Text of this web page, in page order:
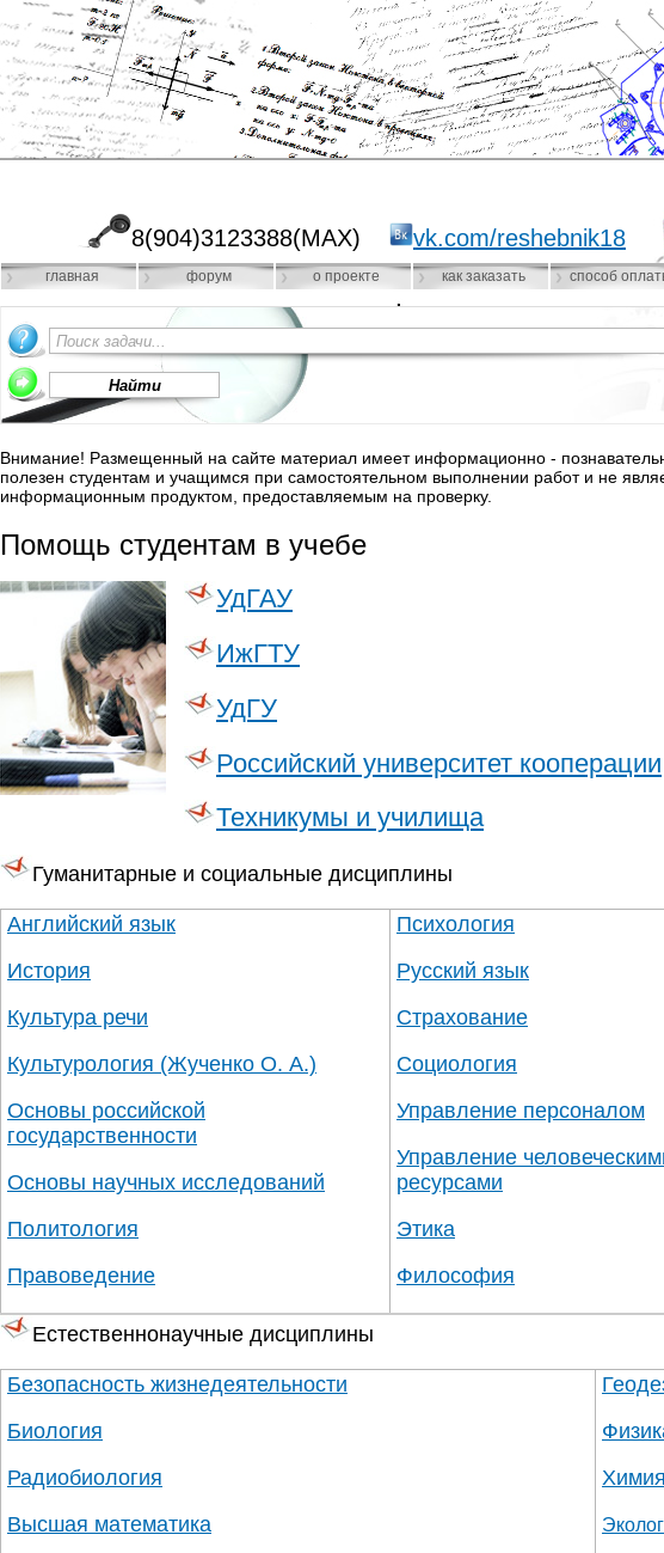
8(904)3123388(MAX) vk.com/reshebnik18
главная форум о проекте как заказать способ
Внимание! Размещенный на сайте материал имеет информационно -
полезен студентам и учащимся при самостоятельном выполнении работ и не
информационным продуктом, предоставляемым на проверку.
Помощь студентам в учебе
УдГАУ
ИжГТУ
УдГУ
Российский университет кооперации
Техникумы и училища
Гуманитарные и социальные дисциплины
Английский язык
История
Культура речи
Культурология (Жученко О. А.)
Основы российской
государственности
Основы научных исследований
Политология
Правоведение
Психология
Русский язык
Страхование
Социология
Управление персоналом
Управление
ресурсами
Этика
Философия
Естественнонаучные дисциплины
Безопасность жизнедеятельности
Биология
Радиобиология
Высшая математика
Химия